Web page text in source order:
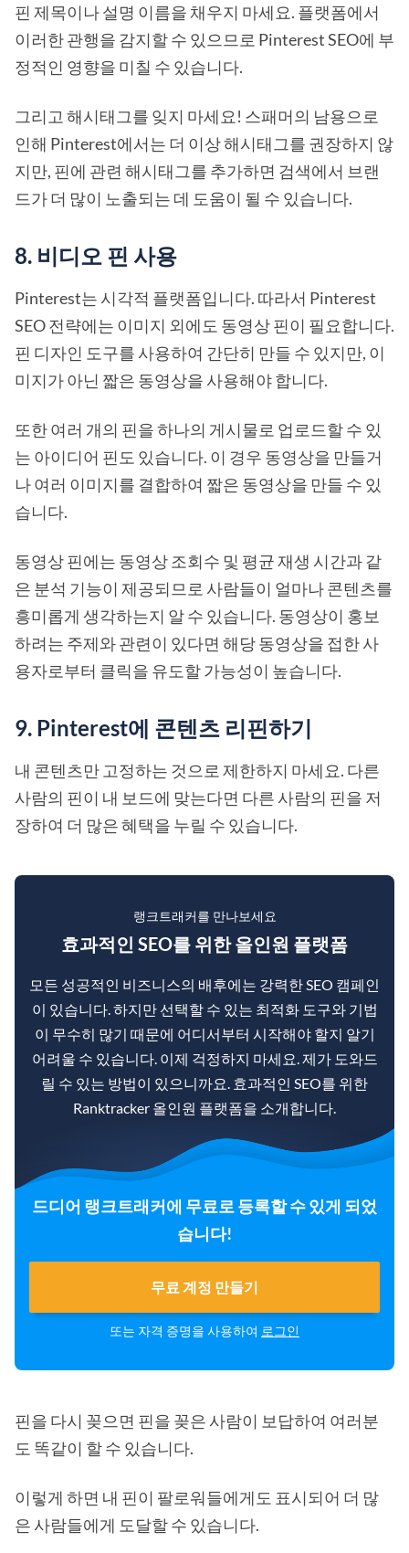
핀 제목이나 설명 이름을 채우지 마세요. 플랫폼에서
이러한 관행을 감지할 수 있으므로 Pinterest SEO에 부
정적인 영향을 미칠 수 있습니다.
그리고 해시태그를 잊지 마세요! 스패머의 남용으로
인해 Pinterest에서는 더 이상 해시태그를 권장하지 않
지만, 핀에 관련 해시태그를 추가하면 검색에서 브랜
드가 더 많이 노출되는 데 도움이 될 수 있습니다.
8. 비디오 핀 사용
Pinterest는 시각적 플랫폼입니다. 따라서 Pinterest
SEO 전략에는 이미지 외에도 동영상 핀이 필요합니다.
핀 디자인 도구를 사용하여 간단히 만들 수 있지만, 이
미지가 아닌 짧은 동영상을 사용해야 합니다.
또한 여러 개의 핀을 하나의 게시물로 업로드할 수 있
는 아이디어 핀도 있습니다. 이 경우 동영상을 만들거
나 여러 이미지를 결합하여 짧은 동영상을 만들 수 있
습니다.
동영상 핀에는 동영상 조회수 및 평균 재생 시간과 같
은 분석 기능이 제공되므로 사람들이 얼마나 콘텐츠를
흥미롭게 생각하는지 알 수 있습니다. 동영상이 홍보
하려는 주제와 관련이 있다면 해당 동영상을 접한 사
용자로부터 클릭을 유도할 가능성이 높습니다.
9. Pinterest에 콘텐츠 리핀하기
내 콘텐츠만 고정하는 것으로 제한하지 마세요. 다른
사람의 핀이 내 보드에 맞는다면 다른 사람의 핀을 저
장하여 더 많은 혜택을 누릴 수 있습니다.
랭크트래커를 만나보세요
효과적인 SEO를 위한 올인원 플랫폼
모든 성공적인 비즈니스의 배후에는 강력한 SEO 캠페인
이 있습니다. 하지만 선택할 수 있는 최적화 도구와 기법
이 무수히 많기 때문에 어디서부터 시작해야 할지 알기
어려울 수 있습니다. 이제 걱정하지 마세요. 제가 도와드
릴 수 있는 방법이 있으니까요. 효과적인 SEO를 위한
Ranktracker 올인원 플랫폼을 소개합니다.
드디어 랭크트래커에 무료로 등록할 수 있게 되었
습니다!
무료 계정 만들기
또는 자격 증명을 사용하여 로그인
핀을 다시 꽂으면 핀을 꽂은 사람이 보답하여 여러분
도 똑같이 할 수 있습니다.
이렇게 하면 내 핀이 팔로워들에게도 표시되어 더 많
은 사람들에게 도달할 수 있습니다.